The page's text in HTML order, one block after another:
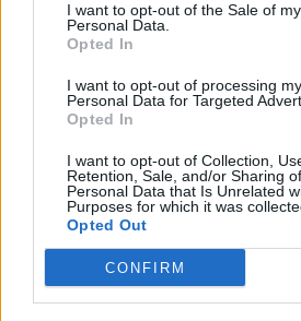
I want to opt-out of the Sale of my
Personal Data.
Opted In
I want to opt-out of processing my
Personal Data for Targeted
Opted In
I want to opt-out of Collection,
Retention, Sale, and/or Sharing
Personal Data that Is Unrelated
Purposes for which it was
Opted Out
CONFIRM